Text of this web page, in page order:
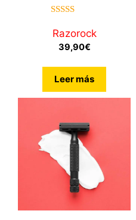
de 5
Razorock
39,90€
Leer más